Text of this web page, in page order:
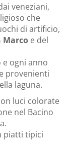
veneziani,
che
di artificio,
Marco e del
ogni anno
provenienti
laguna.
luci colorate
nel Bacino
piatti tipici